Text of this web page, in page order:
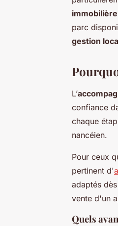
immobilière
parc
gestion
L’
confiance
chaque
nancéien.
Pour ceux
pertinent d'
adaptés
vente d'un
Quels